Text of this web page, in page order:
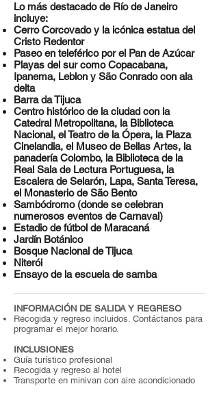
Lo más destacado de Río de Janeiro
incluye:
Cerro Corcovado y la icónica estatua del
Cristo Redentor
Paseo en teleférico por el Pan de Azúcar
Playas del sur como Copacabana,
Ipanema, Leblon y São Conrado con ala
delta
Barra da Tijuca
Centro histórico de la ciudad con la
Catedral Metropolitana, la Biblioteca
Nacional, el Teatro de la Ópera, la Plaza
Cinelandia, el Museo de Bellas Artes, la
panadería Colombo, la Biblioteca de la
Real Sala de Lectura Portuguesa, la
Escalera de Selarón, Lapa, Santa Teresa,
el Monasterio de São Bento
Sambódromo (donde se celebran
numerosos eventos de Carnaval)
Estadio de fútbol de Maracaná
Jardín Botánico
Bosque Nacional de Tijuca
Niterói
Ensayo de la escuela de samba
INFORMACIÓN DE SALIDA Y REGRESO
Recogida y regreso incluidos. Contáctanos para
programar el mejor horario.
INCLUSIONES
Guía turístico profesional
Recogida y regreso al hotel
Transporte en minivan con aire acondicionado